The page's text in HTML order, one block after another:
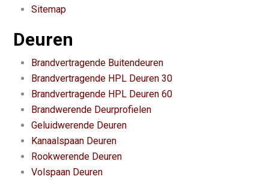
Sitemap
Deuren
Brandvertragende Buitendeuren
Brandvertragende HPL Deuren 30
Brandvertragende HPL Deuren 60
Brandwerende Deurprofielen
Geluidwerende Deuren
Kanaalspaan Deuren
Rookwerende Deuren
Volspaan Deuren